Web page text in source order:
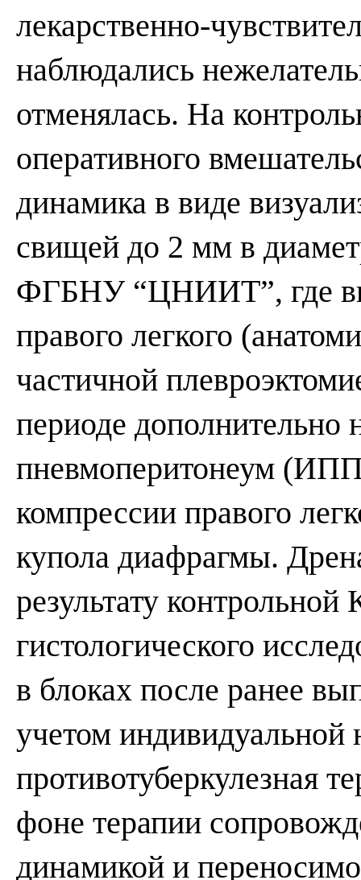
лекарственно-
наблюдались
отменялась. На
оперативного
динамика в виде
свищей до 2 мм в
ФГБНУ “ЦНИИТ”, где
правого легкого
частичной
периоде дополнительно
пневмоперитонеум
компрессии правого
купола диафрагмы.
результату
гистологического
в блоках после ранее
учетом индивидуальной
противотуберкулезная
фоне терапии
динамикой и